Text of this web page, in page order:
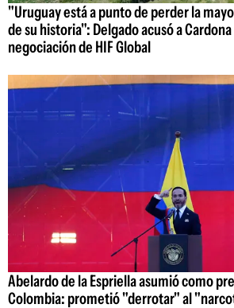
"Uruguay está a punto de perder la
de su historia": Delgado acusó a
negociación de HIF Global
Abelardo de la Espriella asumió como
Colombia: prometió "derrotar" al